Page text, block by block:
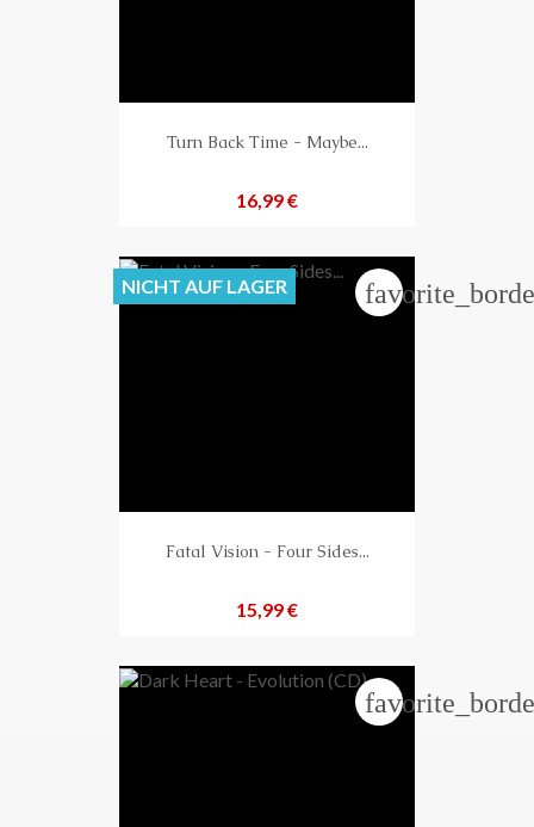
Turn Back Time - Maybe...
Preis
16,99 €
Fatal Vision - Four Sides...
Preis
15,99 €
NICHT AUF LAGER